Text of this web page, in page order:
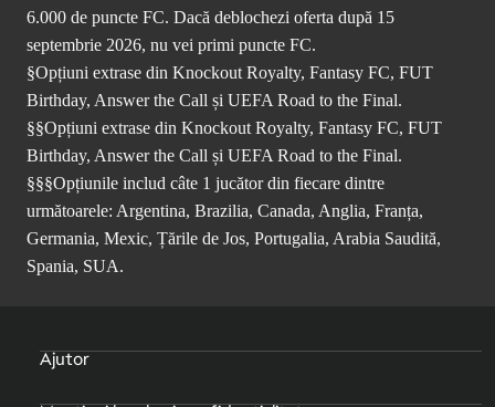
6.000 de puncte FC. Dacă deblochezi oferta după 15
septembrie 2026, nu vei primi puncte FC.
§Opțiuni extrase din Knockout Royalty, Fantasy FC, FUT
Birthday, Answer the Call și UEFA Road to the Final.
§§Opțiuni extrase din Knockout Royalty, Fantasy FC, FUT
Birthday, Answer the Call și UEFA Road to the Final.
§§§Opțiunile includ câte 1 jucător din fiecare dintre
următoarele: Argentina, Brazilia, Canada, Anglia, Franța,
Germania, Mexic, Țările de Jos, Portugalia, Arabia Saudită,
Spania, SUA.
Ajutor